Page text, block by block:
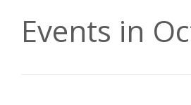
Events in